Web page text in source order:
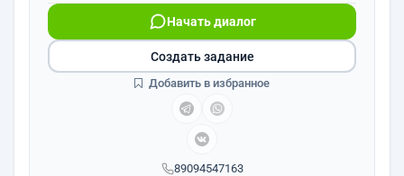
89094547163
Начать диалог
Создать задание
Добавить в избранное